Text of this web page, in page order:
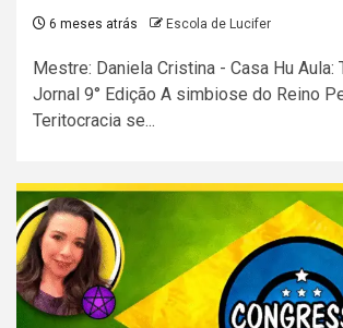
6 meses atrás Escola de Lucifer
Mestre: Daniela Cristina - Casa Hu Aula:
Jornal 9° Edição A simbiose do Reino
Teritocracia se...